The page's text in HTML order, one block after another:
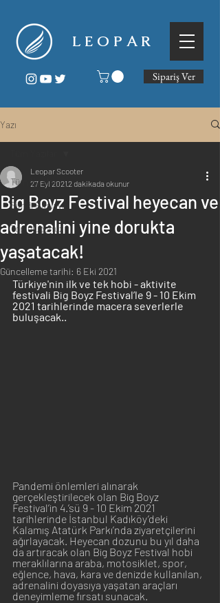
L E O P A R
Sipariş Ver
Yazı
Tüm Yazılar
Şimdi Başlayın
Topluluğunuz
Big Boyz Festival heyecan ve
adrenalini yine dorukta
yaşatacak!
Leopar Scooter
27 Eyl 20212 dakikada okunur
Güncelleme tarihi: 6 Eki 2021
Türkiye'nin ilk ve tek hobi - aktivite
festivali Big Boyz Festival’le 9 - 10 Ekim
2021 tarihlerinde macera severlerle
buluşacak..
Pandemi önlemleri alınarak
gerçekleştirilecek olan Big Boyz
Festival’in 4.’sü 9 - 10 Ekim 2021
tarihlerinde İstanbul Kadıköy’deki
Kalamış Atatürk Parkı’nda ziyaretçilerini
ağırlayacak. Heyecan dozunu bu yıl daha
da artıracak olan Big Boyz Festival hobi
meraklılarına araba, motosiklet, spor,
eğlence, hava, kara ve denizde kullanılan,
adrenalini doyasıya yaşatan araçları
deneyimleme fırsatı sunacak.